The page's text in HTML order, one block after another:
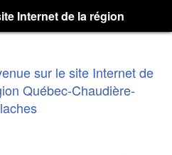
Internet de la région
Appalaches
sur le site Internet de
Québec-Chaudière-